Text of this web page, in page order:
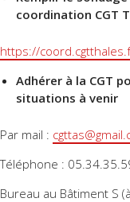
coordination CGT
https://
Adhérer à la CGT
situations à venir
Par mail :
Téléphone :
Bureau au Bâtiment S